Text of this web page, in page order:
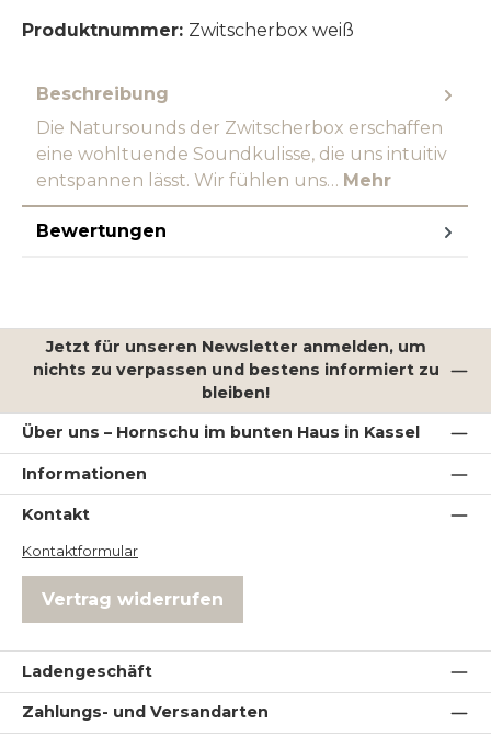
Produktnummer: Zwitscherbox weiß
Beschreibung
Die Natursounds der Zwitscherbox erschaffen
eine wohltuende Soundkulisse, die uns intuitiv
entspannen lässt. Wir fühlen uns… Mehr
Bewertungen
Jetzt für unseren Newsletter anmelden, um
nichts zu verpassen und bestens informiert zu
bleiben!
Über uns – Hornschu im bunten Haus in Kassel
Informationen
Kontakt
Kontaktformular
Vertrag widerrufen
Ladengeschäft
Zahlungs- und Versandarten